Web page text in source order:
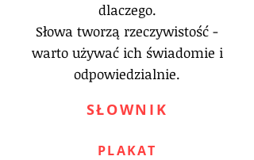
dlaczego.
Słowa tworzą rzeczywistość -
warto używać ich świadomie i
odpowiedzialnie.
SŁOWNIK
PLAKAT